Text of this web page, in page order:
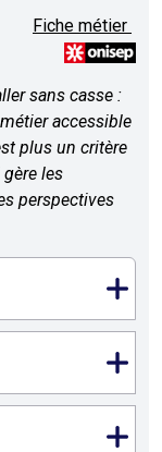
Fiche métier
sans casse :
accessible
plus un critère
les
perspectives